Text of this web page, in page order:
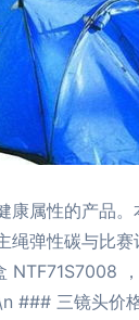
属性的产品
弹性碳与比
### 三镜头